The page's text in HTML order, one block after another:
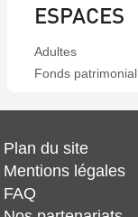
ESPACES
Adultes
Fonds patrimonial
Plan du site
Mentions légales
FAQ